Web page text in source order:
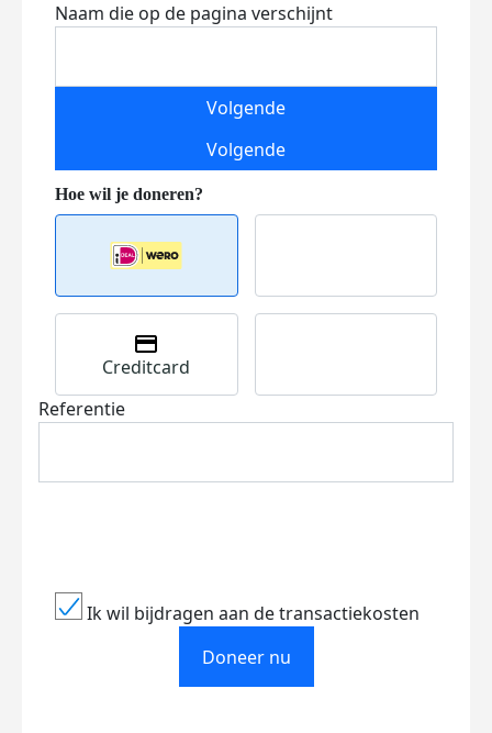
Naam die op de pagina verschijnt
Volgende
Volgende
Creditcard
Referentie
Ik wil bijdragen aan de transactiekosten
Doneer nu